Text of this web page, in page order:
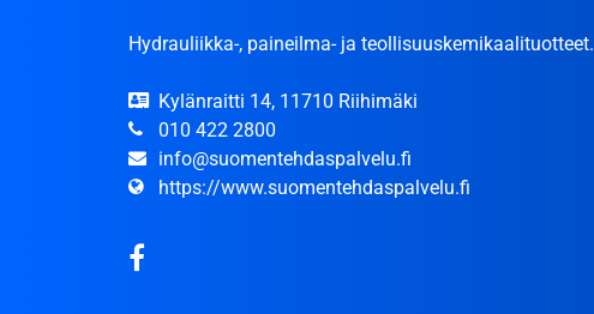
Hydrauliikka-, paineilma- ja teollisuuskemikaalituotteet.
Kylänraitti 14, 11710 Riihimäki
010 422 2800
info@suomentehdaspalvelu.fi
https://www.suomentehdaspalvelu.fi